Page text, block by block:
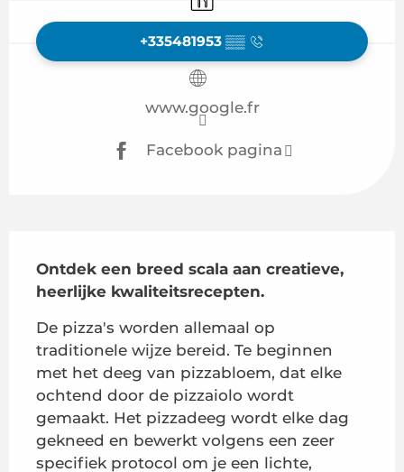
+335481953 ▒▒
www.google.fr
Facebook pagina
Ontdek een breed scala aan creatieve,
heerlijke kwaliteitsrecepten.
De pizza's worden allemaal op
traditionele wijze bereid. Te beginnen
met het deeg van pizzabloem, dat elke
ochtend door de pizzaiolo wordt
gemaakt. Het pizzadeeg wordt elke dag
gekneed en bewerkt volgens een zeer
specifiek protocol om je een lichte,